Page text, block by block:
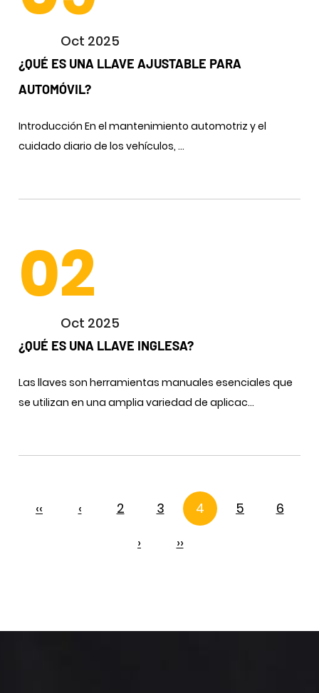
Oct 2025
¿QUÉ ES UNA LLAVE AJUSTABLE PARA
AUTOMÓVIL?
Introducción En el mantenimiento automotriz y el
cuidado diario de los vehículos, ...
02
Oct 2025
¿QUÉ ES UNA LLAVE INGLESA?
Las llaves son herramientas manuales esenciales que
se utilizan en una amplia variedad de aplicac...
‹‹ ‹ 2 3 4 5
6
›
››